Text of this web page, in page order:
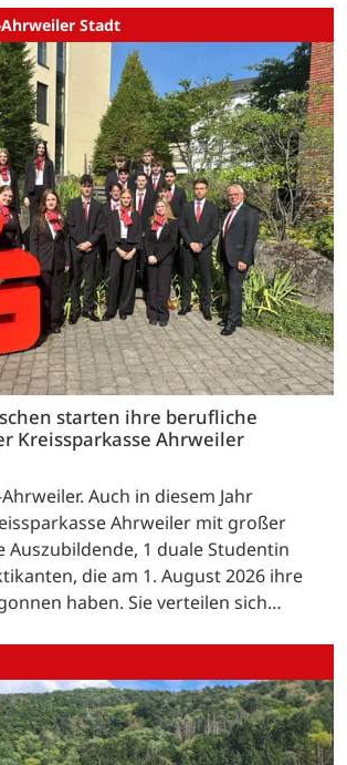
Stadt
starten ihre berufliche
Kreissparkasse Ahrweiler
Auch in diesem Jahr
Ahrweiler mit großer
Auszubildende, 1 duale Studentin
die am 1. August 2026 ihre
haben. Sie verteilen sich…